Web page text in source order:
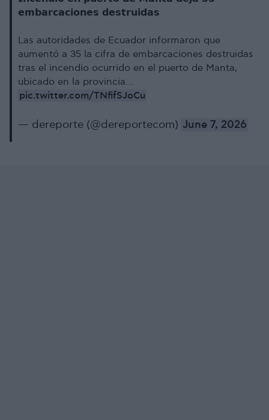
𝗲𝗺𝗯𝗮𝗿𝗰𝗮𝗰𝗶𝗼𝗻𝗲𝘀 𝗱𝗲𝘀𝘁𝗿𝘂𝗶𝗱𝗮𝘀
Las autoridades de Ecuador informaron que
aumentó a 35 la cifra de embarcaciones destruidas
tras el incendio ocurrido en el puerto de Manta,
ubicado en la provincia…
pic.twitter.com/TNfifSJoCu
— dereporte (@dereportecom) June 7, 2026